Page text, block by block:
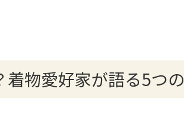
物愛好家が語る5つ